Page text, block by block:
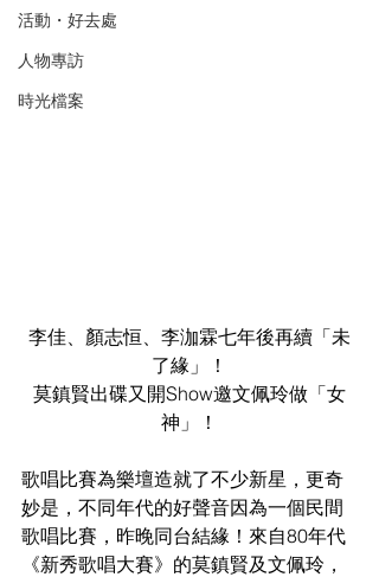
活動・好去處
人物專訪
時光檔案
李佳、顏志恒、李泇霖七年後再續「未
了緣」！
莫鎮賢出碟又開Show邀文佩玲做「女
神」！
歌唱比賽為樂壇造就了不少新星，更奇
妙是，不同年代的好聲音因為一個民間
歌唱比賽，昨晚同台結緣！來自80年代
《新秀歌唱大賽》的莫鎮賢及文佩玲，